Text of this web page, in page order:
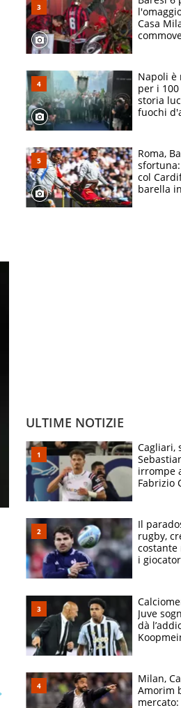
Casa
bigliettini
Napoli è
per i
storia
fuochi
Roma,
col
barella
ULTIME NOTIZIE
Cagliari,
irrompe
Fabrizio
prove”
Il
rugby,
costante
i
solo 1,4
all'anno
Juve
dà
scatenata
Milan,
Amorim
mercato: